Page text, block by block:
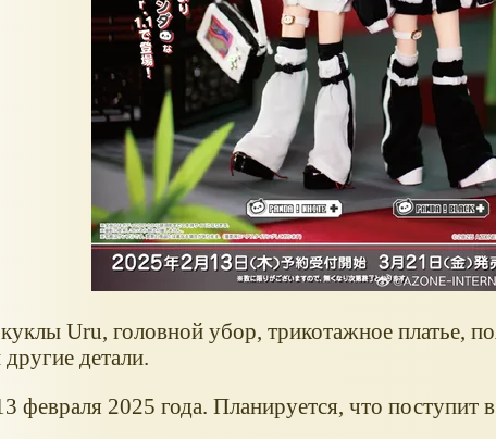
Uru, головной убор, трикотажное платье,
детали.
февраля 2025 года. Планируется, что поступит